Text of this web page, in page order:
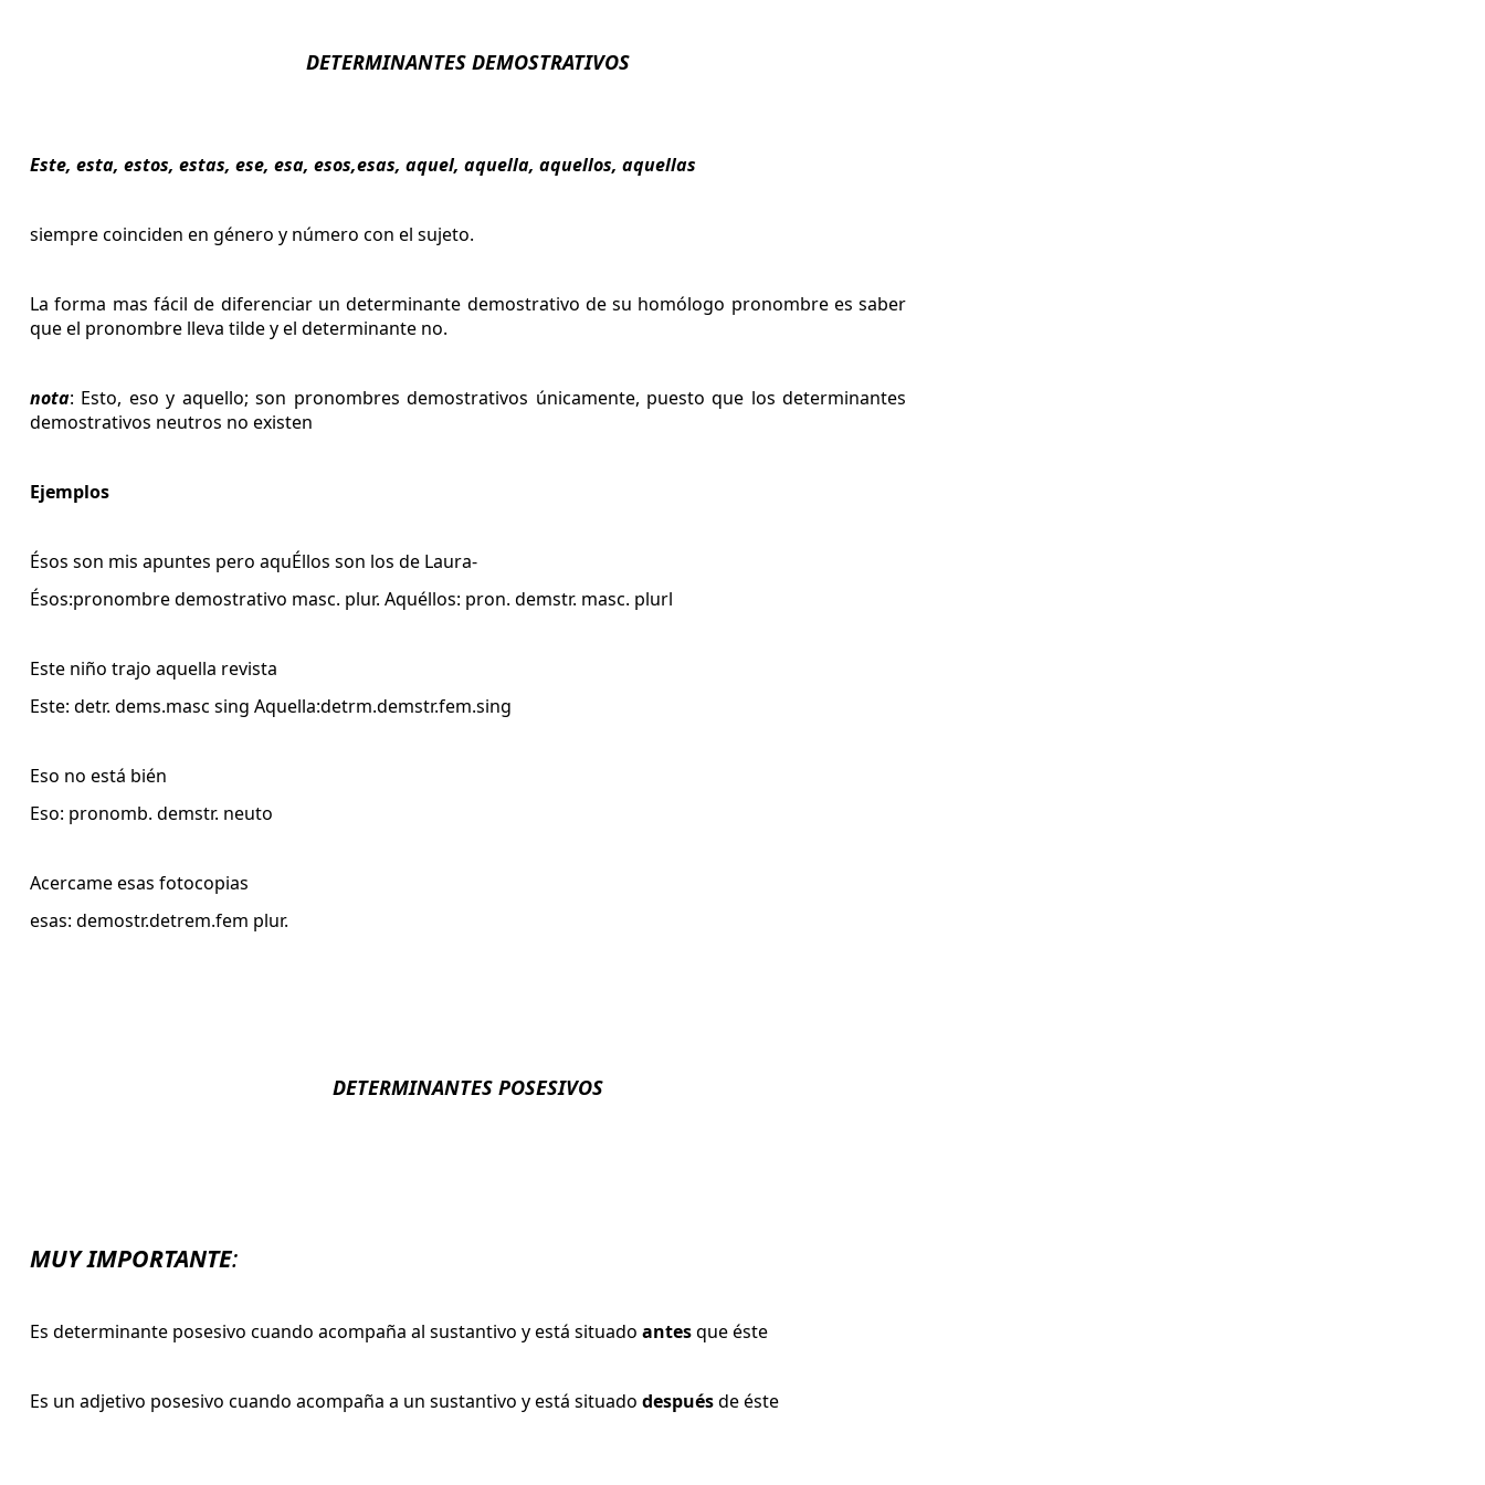
DETERMINANTES DEMOSTRATIVOS
Este, esta, estos, estas, ese, esa, esos,esas, aquel, aquella, aquellos, aquellas
siempre coinciden en género y número con el sujeto.
La forma mas fácil de diferenciar un determinante demostrativo de su homólogo pronombre es saber
que el pronombre lleva tilde y el determinante no.
nota: Esto, eso y aquello; son pronombres demostrativos únicamente, puesto que los determinantes
demostrativos neutros no existen
Ejemplos
Ésos son mis apuntes pero aquÉllos son los de Laura-
Ésos:pronombre demostrativo masc. plur. Aquéllos: pron. demstr. masc. plurl
Este niño trajo aquella revista
Este: detr. dems.masc sing Aquella:detrm.demstr.fem.sing
Eso no está bién
Eso: pronomb. demstr. neuto
Acercame esas fotocopias
esas: demostr.detrem.fem plur.
DETERMINANTES POSESIVOS
MUY IMPORTANTE:
Es determinante posesivo cuando acompaña al sustantivo y está situado antesque éste
Es un adjetivo posesivo cuando acompaña a un sustantivo y está situado despuésde éste